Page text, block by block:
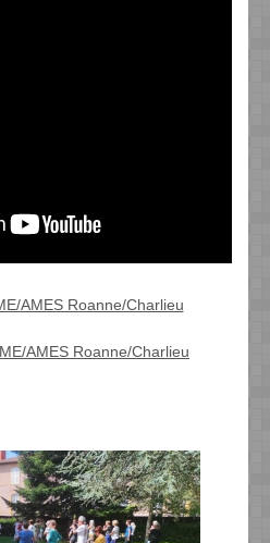
AMES Roanne/Charlieu
AMES Roanne/Charlieu